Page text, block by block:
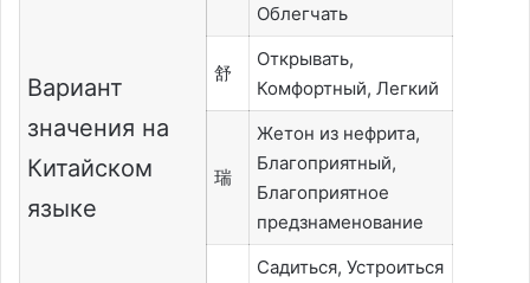
Вариант
значения на
Китайском
языке
Облегчать
舒
Открывать,
Комфортный, Легкий
瑞
Жетон из нефрита,
Благоприятный,
Благоприятное
предзнаменование
Садиться, Устроиться